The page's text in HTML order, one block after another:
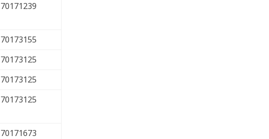
70171239
70173155
70173125
70173125
70173125
70171673